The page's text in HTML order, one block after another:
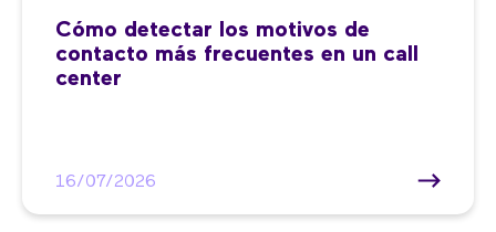
Cómo detectar los motivos de
contacto más frecuentes en un call
center
16/07/2026